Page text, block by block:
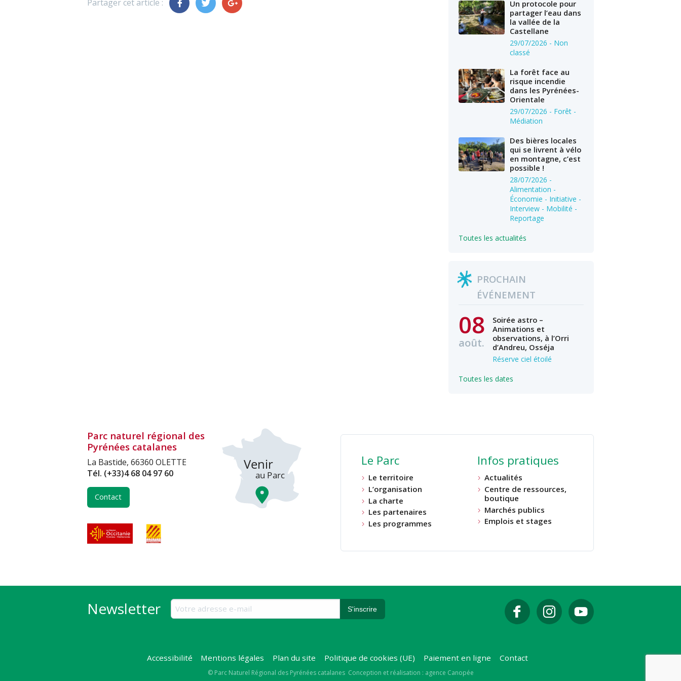
Partager cet article :
Un protocole pour
partager l’eau dans
la vallée de la
Castellane
29/07/2026 - Non
classé
La forêt face au
risque incendie
dans les Pyrénées-
Orientale
29/07/2026 - Forêt -
Médiation
Des bières locales
qui se livrent à vélo
en montagne, c’est
possible !
28/07/2026 -
Alimentation -
Économie - Initiative -
Interview - Mobilité -
Reportage
Toutes les actualités
PROCHAIN
ÉVÉNEMENT
08
août.
Soirée astro –
Animations et
observations, à l’Orri
d’Andreu, Osséja
Réserve ciel étoilé
Toutes les dates
Parc naturel régional des
Pyrénées catalanes
La Bastide, 66360 OLETTE
Tél. (+33)4 68 04 97 60
Contact
Le Parc
Le territoire
L’organisation
La charte
Les partenaires
Les programmes
Infos pratiques
Actualités
Centre de ressources,
boutique
Marchés publics
Emplois et stages
Newsletter
Accessibilité Mentions légales Plan du site Politique de cookies (UE) Paiement en ligne Contact
Copyright
© Parc Naturel Régional des Pyrénées catalanes Conception et réalisation : agence Canopée